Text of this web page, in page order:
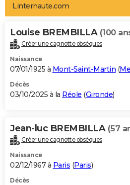
Art de vivre
Bien-être
Loisirs
Mode
Modes de vie
Alimentation
Guide de la santé
Maladies
Médicaments
Sommeil
VOYAGE
Destinations
City break
Voyage nature
Voyage de noces
Forum
Climat
+PHOTO
GUIDES D'ACHAT
BONS PLANS
Carte de Noël
Carte Bonne année
Carte Saint-Valentin
Carte Pâques
Carte d'anniversaire
DICTIONNAIRE
Dictionnaire
Biographies
Citations
Expressions
Proverbes
PROGRAMME TV
Linternaute.com
Louise BREMBILLA (100
Créer une cagnotte obsèques
Naissance
07/01/1925 à Mont-Saint-Martin (
Décès
03/10/2025 à la Réole (Gironde)
Jean-luc BREMBILLA (57
Créer une cagnotte obsèques
Naissance
02/12/1967 à Paris (Paris)
Décès